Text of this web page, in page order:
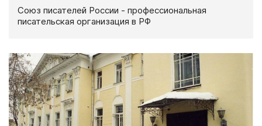
Союз писателей России - профессиональная
писательская организация в РФ